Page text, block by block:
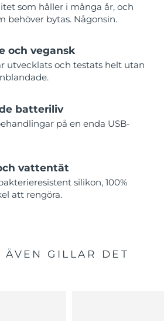
som håller i många år, och
behöver bytas. Någonsin.
och vegansk
utvecklats och testats helt utan
batteriliv
på en enda USB-
vattentät
silikon, 100%
att rengöra.
ÄVEN GILLAR DET